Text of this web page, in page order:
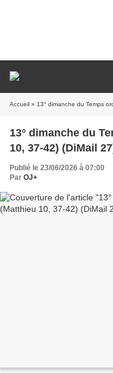
Accueil » 13° dimanche du Temps
13° dimanche du
10, 37-42) (DiMail
Publié le 23/06/2026 à 07:00
Par OJ+